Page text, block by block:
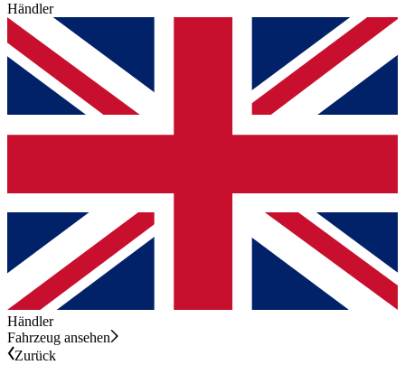
Händler
Händler
Fahrzeug ansehen
Zurück